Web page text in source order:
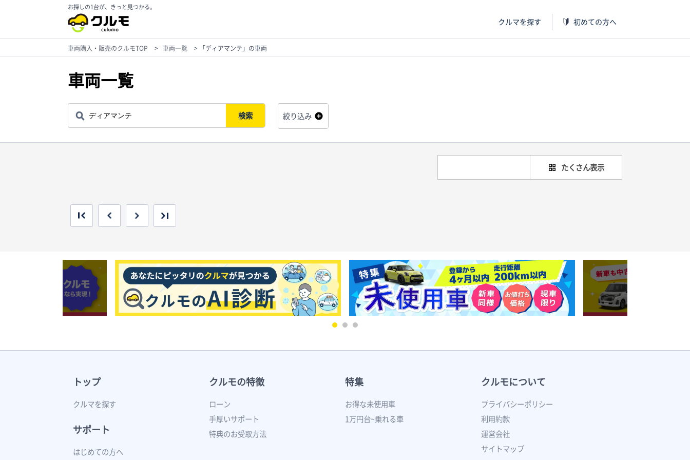
お探しの1台が、きっと見つかる。
クルマを探す 初めての方へ
車両購入・販売のクルモTOP > 車両一覧 > 「ディアマンテ」の車両
車両一覧
検索 絞り込み
たくさん表示
トップ
クルマを探す
サポート
はじめての方へ
クルモの特徴
ローン
手厚いサポート
特典のお受取方法
特集
お得な未使用車
1万円台~乗れる車
クルモについて
プライバシーポリシー
利用約款
運営会社
サイトマップ